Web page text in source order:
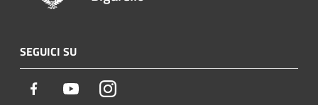
SEGUICI SU
Facebook YoutubeInstagram